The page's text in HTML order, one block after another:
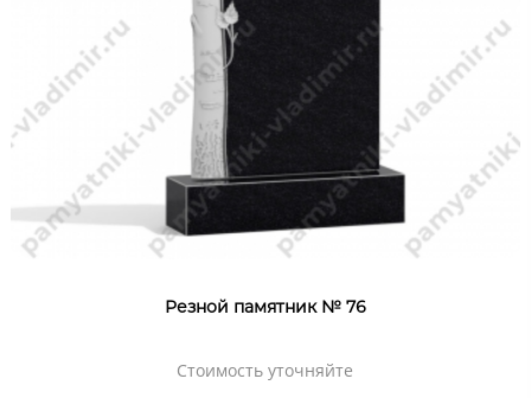
Резной памятник № 76
Стоимость уточняйте